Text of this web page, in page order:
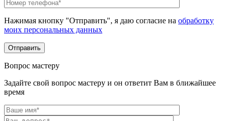
Нажимая кнопку "Отправить", я даю согласие на обработку
моих персональных данных
Вопрос мастеру
Задайте свой вопрос мастеру и он ответит Вам в ближайшее
время